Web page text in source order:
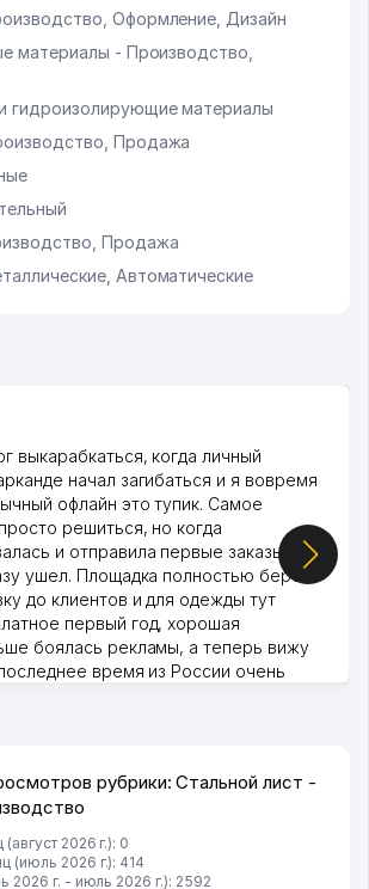
Оформление, Дизайн
материалы - Производство,
гидроизолирующие материалы
Продажа
Продажа
Автоматические
выкарабкаться, когда личный
начал загибаться и я вовремя
офлайн это тупик. Самое
решиться, но когда
и отправила первые заказы,
ушел. Площадка полностью берет
до клиентов и для одежды тут
первый год, хорошая
боялась рекламы, а теперь вижу
время из России очень
рубрики: Стальной лист -
2026 г.): 0
(июль 2026 г.): 414
2026 г. - июль 2026 г.): 2592